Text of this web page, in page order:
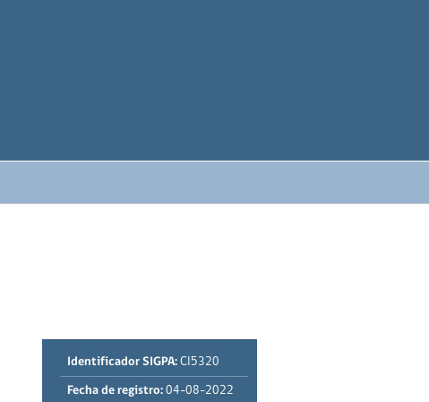
Identificador SIGPA: CI5320
Fecha de registro: 04-08-2022